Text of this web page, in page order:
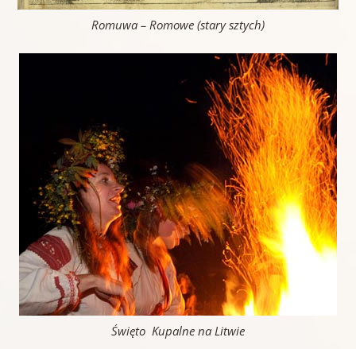
Romuwa – Romowe (stary sztych)
Święto Kupalne na Litwie